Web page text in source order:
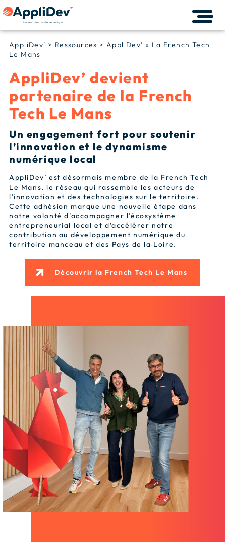
AppliDev’ > Ressources > AppliDev’ x La French Tech
Le Mans
AppliDev’ devient
partenaire de la French
Tech Le Mans
Un engagement fort pour soutenir
l’innovation et le dynamisme
numérique local
AppliDev’ est désormais membre de la French Tech
Le Mans, le réseau qui rassemble les acteurs de
l’innovation et des technologies sur le territoire.
Cette adhésion marque une nouvelle étape dans
notre volonté d’accompagner l’écosystème
entrepreneurial local et d’accélérer notre
contribution au développement numérique du
territoire manceau et des Pays de la Loire.
Découvrir la French Tech Le Mans